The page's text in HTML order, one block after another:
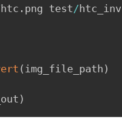
htc . png test/ htc_inv
( img_file_path )
)